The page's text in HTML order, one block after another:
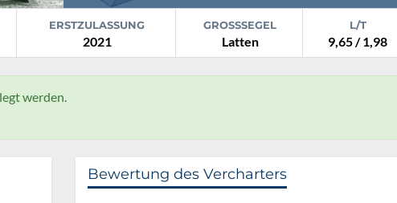
ERSTZULASSUNG
2021
GROSSSEGEL
Latten
L/T
9,65 / 1,98
werden.
Bewertung des Vercharters